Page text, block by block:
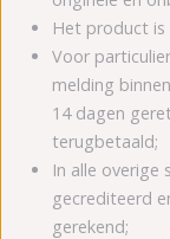
Het product
Voor
melding
14 dagen
terugbetaald;
In alle overige
gecrediteerd
gerekend;